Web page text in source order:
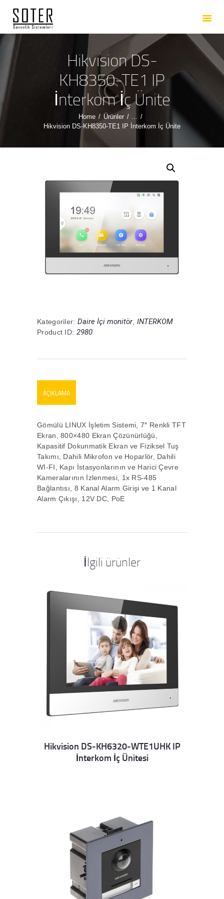
Hikvision DS-
KH8350-TE1 IP
İnterkom İç Ünite
Home Ürünler
...
Hikvision DS-KH8350-TE1 IP İnterkom İç Ünite
ANASAYFA
HAKKIMIZDA
HIZMETLERIMIZ
ÜRÜNLERIMIZ
REFERANSLARIMIZ
İLETIŞIM
Kategoriler: Daire İçi monitör, INTERKOM
Product ID: 2980
AÇIKLAMA
Gömülü LINUX İşletim Sistemi, 7″ Renkli TFT
Ekran, 800×480 Ekran Çözünürlüğü,
Kapasitif Dokunmatik Ekran ve Fiziksel Tuş
Takımı, Dahili Mikrofon ve Hoparlör, Dahili
WI-FI, Kapı İstasyonlarının ve Harici Çevre
Kameralarının İzlenmesi, 1x RS-485
Bağlantısı, 8 Kanal Alarm Girişi ve 1 Kanal
Alarm Çıkışı, 12V DC, PoE
İlgili ürünler
Details
Hikvision DS-KH6320-WTE1UHK IP
İnterkom İç Ünitesi